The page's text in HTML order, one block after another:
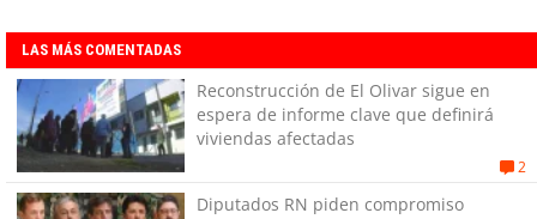
LAS MÁS COMENTADAS
Reconstrucción de El Olivar sigue en
espera de informe clave que definirá
viviendas afectadas
2
Diputados RN piden compromiso